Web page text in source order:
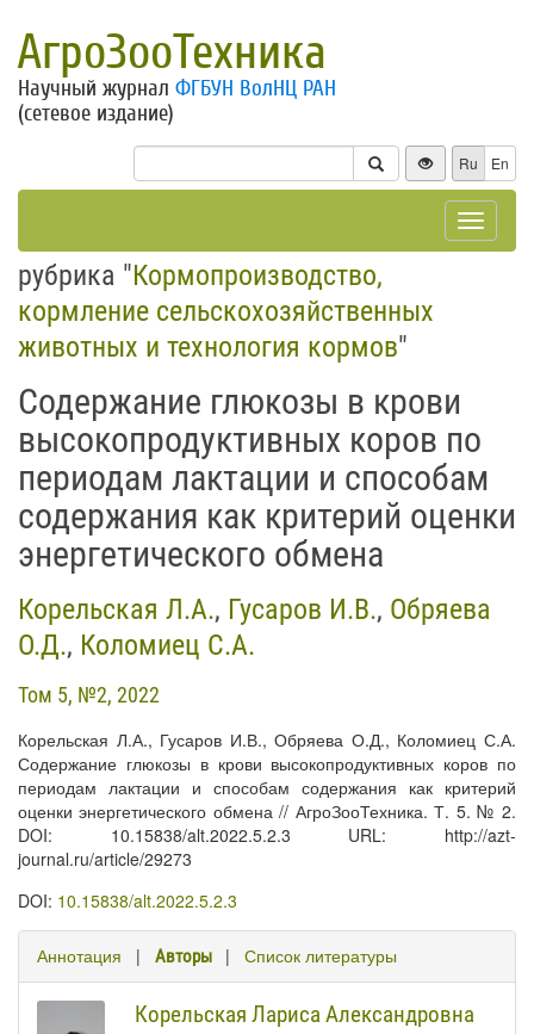
АгроЗооТехника
Научный журнал ФГБУН ВолНЦ РАН
(сетевое издание)
Ru En
Toggle
рубрика "Кормопроизводство,
кормление сельскохозяйственных
животных и технология кормов"
Содержание глюкозы в крови
высокопродуктивных коров по
периодам лактации и способам
содержания как критерий оценки
энергетического обмена
Корельская Л.А., Гусаров И.В., Обряева
О.Д., Коломиец С.А.
Том 5, №2, 2022
Корельская Л.А., Гусаров И.В., Обряева О.Д., Коломиец С.А.
Содержание глюкозы в крови высокопродуктивных коров по
периодам лактации и способам содержания как критерий
оценки энергетического обмена // АгроЗооТехника. Т. 5. № 2.
DOI: 10.15838/alt.2022.5.2.3 URL: http://azt-
journal.ru/article/29273
DOI: 10.15838/alt.2022.5.2.3
Аннотация | Авторы | Список литературы
Корельская Лариса Александровна